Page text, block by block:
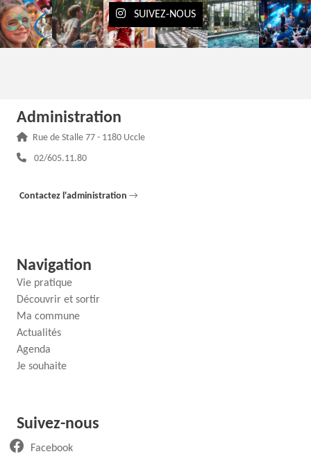
SUIVEZ-NOUS
Administration
Adresse :
Rue de Stalle 77 - 1180 Uccle
Téléphone :
02/605.11.80
Contactez l'administration →
Navigation
Vie pratique
Découvrir et sortir
Ma commune
Actualités
Agenda
Je souhaite
Suivez-nous
Facebook(ouvre un nouvel onglet)